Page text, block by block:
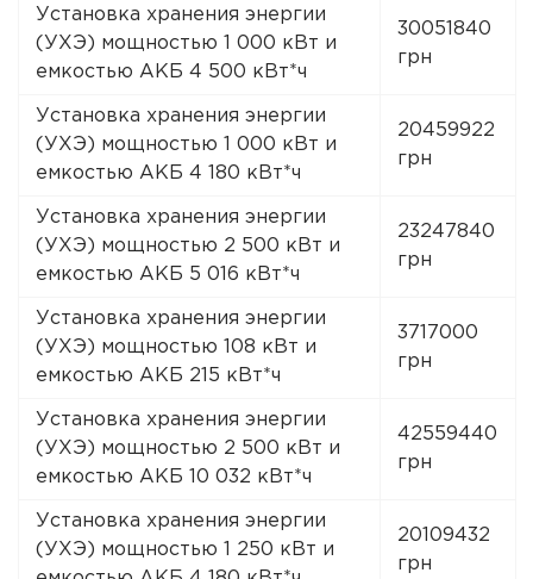
Установка хранения энергии
(УХЭ) мощностью 1 000 кВт и
емкостью АКБ 4 500 кВт*ч
30051840
грн
Установка хранения энергии
(УХЭ) мощностью 1 000 кВт и
емкостью АКБ 4 180 кВт*ч
20459922
грн
Установка хранения энергии
(УХЭ) мощностью 2 500 кВт и
емкостью АКБ 5 016 кВт*ч
23247840
грн
Установка хранения энергии
(УХЭ) мощностью 108 кВт и
емкостью АКБ 215 кВт*ч
3717000
грн
Установка хранения энергии
(УХЭ) мощностью 2 500 кВт и
емкостью АКБ 10 032 кВт*ч
42559440
грн
Установка хранения энергии
(УХЭ) мощностью 1 250 кВт и
20109432
грн